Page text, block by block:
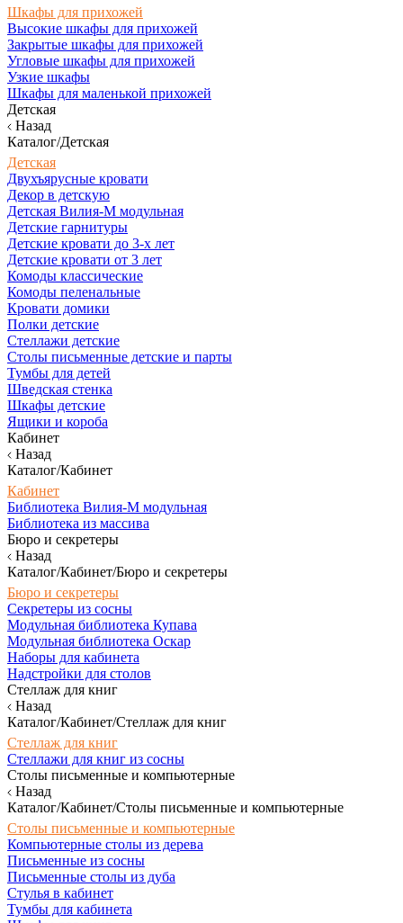
Шкафы для прихожей
Высокие шкафы для прихожей
Закрытые шкафы для прихожей
Угловые шкафы для прихожей
Узкие шкафы
Шкафы для маленькой прихожей
Детская
Назад
Каталог/Детская
Детская
Двухъярусные кровати
Декор в детскую
Детская Вилия-М модульная
Детские гарнитуры
Детские кровати до 3-х лет
Детские кровати от 3 лет
Комоды классические
Комоды пеленальные
Кровати домики
Полки детские
Стеллажи детские
Столы письменные детские и парты
Тумбы для детей
Шведская стенка
Шкафы детские
Ящики и короба
Кабинет
Назад
Каталог/Кабинет
Кабинет
Библиотека Вилия-М модульная
Библиотека из массива
Бюро и секретеры
Назад
Каталог/Кабинет/Бюро и секретеры
Бюро и секретеры
Секретеры из сосны
Модульная библиотека Купава
Модульная библиотека Оскар
Наборы для кабинета
Надстройки для столов
Стеллаж для книг
Назад
Каталог/Кабинет/Стеллаж для книг
Стеллаж для книг
Стеллажи для книг из сосны
Столы письменные и компьютерные
Назад
Каталог/Кабинет/Столы письменные и компьютерные
Столы письменные и компьютерные
Компьютерные столы из дерева
Письменные из сосны
Письменные столы из дуба
Стулья в кабинет
Тумбы для кабинета